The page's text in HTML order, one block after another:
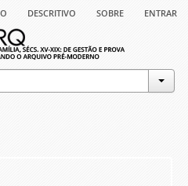
descritivo sobre entrar